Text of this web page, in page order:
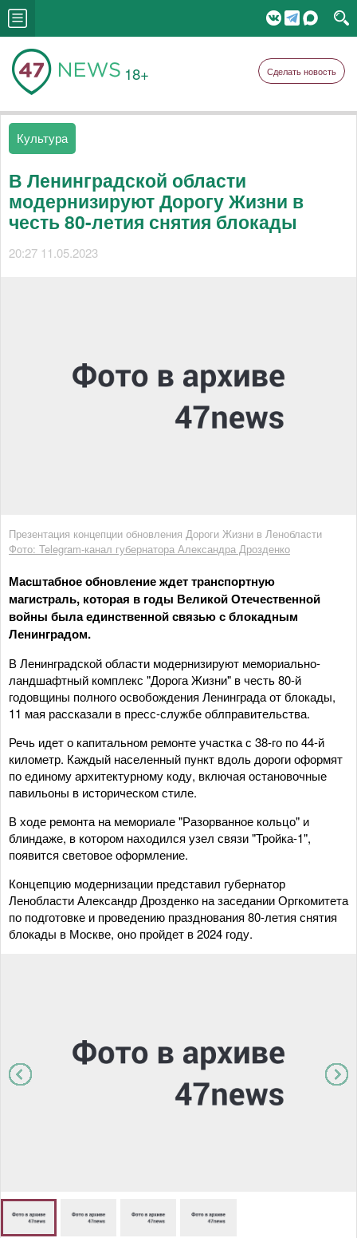
18+ Сделать новость
Культура
В Ленинградской области
модернизируют Дорогу Жизни в
честь 80-летия снятия блокады
20:27 11.05.2023
Презентация концепции обновления Дороги Жизни в Ленобласти
Фото: Telegram-канал губернатора Александра Дрозденко
Масштабное обновление ждет транспортную
магистраль, которая в годы Великой Отечественной
войны была единственной связью с блокадным
Ленинградом.
В Ленинградской области модернизируют мемориально-
ландшафтный комплекс "Дорога Жизни" в честь 80-й
годовщины полного освобождения Ленинграда от блокады,
11 мая рассказали в пресс-службе облправительства.
Речь идет о капитальном ремонте участка с 38-го по 44-й
километр. Каждый населенный пункт вдоль дороги оформят
по единому архитектурному коду, включая остановочные
павильоны в историческом стиле.
В ходе ремонта на мемориале "Разорванное кольцо" и
блиндаже, в котором находился узел связи "Тройка-1",
появится световое оформление.
Концепцию модернизации представил губернатор
Ленобласти Александр Дрозденко на заседании Оргкомитета
по подготовке и проведению празднования 80-летия снятия
блокады в Москве, оно пройдет в 2024 году.